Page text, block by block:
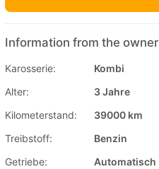
Information from the owner
Karosserie:
Kombi
Alter:
3 Jahre
Kilometerstand:
39000 km
Treibstoff:
Benzin
Getriebe:
Automatisch